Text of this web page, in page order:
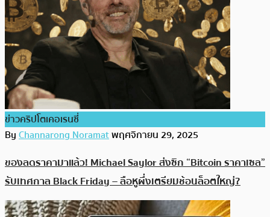
ข่าวคริปโตเคอเรนซี่
ByChannarong Noramatพฤศจิกายน 29, 2025
ของลดราคามาแล้ว! Michael Saylor ส่งซิก “Bitcoin ราคาเซล”
รับเทศกาล Black Friday – ลือหูผึ่งเตรียมช้อนล็อตใหญ่?